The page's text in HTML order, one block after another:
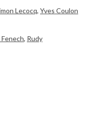
Lecocq, Yves Coulon
, Rudy